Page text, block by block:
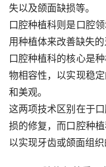
失以及颌面缺损等。
口腔种植科则是口腔
用种植体来改善缺失的
口腔种植科的核心是
物相容性，以实现稳
和美观。
这两项技术区别在于
损的修复，而口腔种
以实现牙齿或颌面组织